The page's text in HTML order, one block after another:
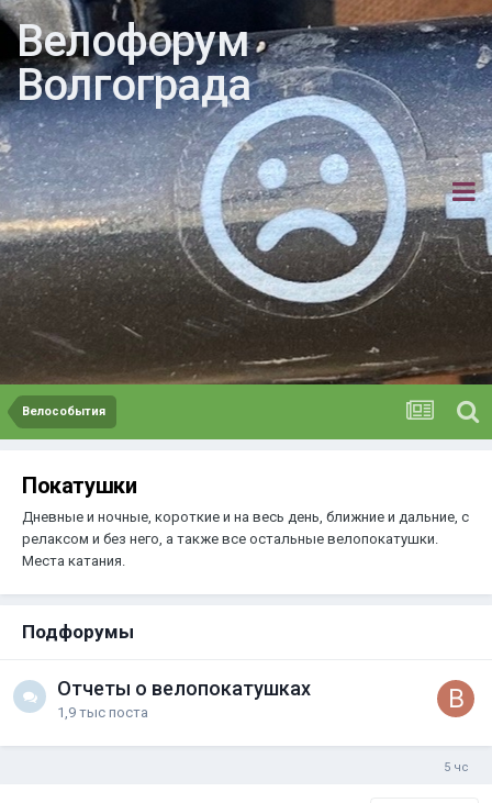
Велофорум
Волгограда
Велособытия
Покатушки
Дневные и ночные, короткие и на весь день, ближние и дальние, с
релаксом и без него, а также все остальные велопокатушки.
Места катания.
Подфорумы
Отчеты о велопокатушках
1,9 тыс поста